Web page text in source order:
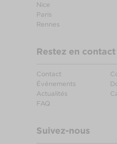
Nice
Paris
Rennes
Restez en contact
Contact
Événements
Actualités
FAQ
Suivez-nous